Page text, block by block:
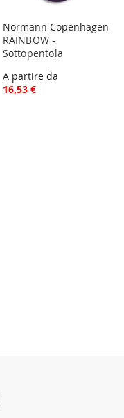
Normann Copenhagen
RAINBOW -
Sottopentola
A partire da
16,53 €